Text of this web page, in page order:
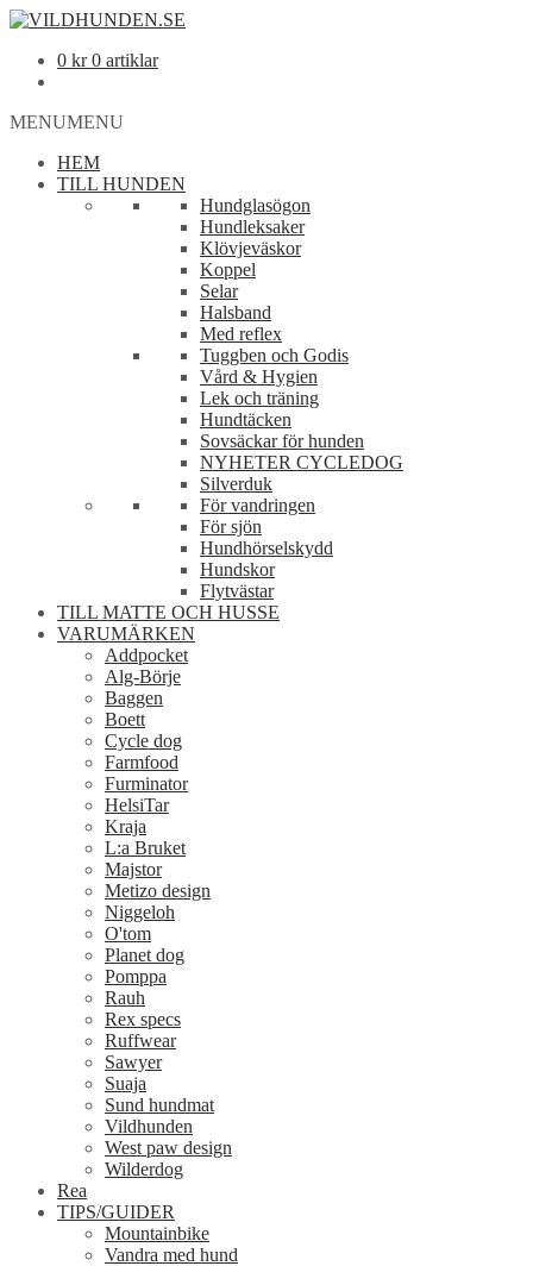
0 kr 0 artiklar
MENUMENU
HEM
TILL HUNDEN
Hundglasögon
Hundleksaker
Klövjeväskor
Koppel
Selar
Halsband
Med reflex
Tuggben och Godis
Vård & Hygien
Lek och träning
Hundtäcken
Sovsäckar för hunden
NYHETER CYCLEDOG
Silverduk
För vandringen
För sjön
Hundhörselskydd
Hundskor
Flytvästar
TILL MATTE OCH HUSSE
VARUMÄRKEN
Addpocket
Alg-Börje
Baggen
Boett
Cycle dog
Farmfood
Furminator
HelsiTar
Kraja
L:a Bruket
Majstor
Metizo design
Niggeloh
O'tom
Planet dog
Pomppa
Rauh
Rex specs
Ruffwear
Sawyer
Suaja
Sund hundmat
Vildhunden
West paw design
Wilderdog
Rea
TIPS/GUIDER
Mountainbike
Vandra med hund